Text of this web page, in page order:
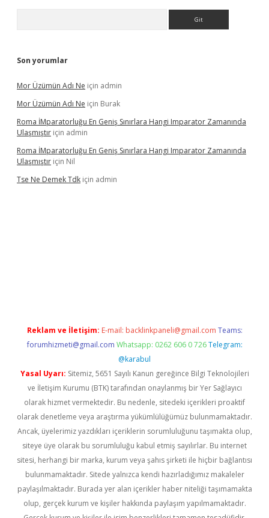
Son yorumlar
Mor Üzümün Adı Ne için admin
Mor Üzümün Adı Ne için Burak
Roma İMparatorluğu En Geniş Sınırlara Hangi Imparator Zamanında
Ulaşmıştır için admin
Roma İMparatorluğu En Geniş Sınırlara Hangi Imparator Zamanında
Ulaşmıştır için Nil
Tse Ne Demek Tdk için admin
Reklam ve İletişim: E-mail: backlinkpaneli@gmail.com Teams:
forumhizmeti@gmail.com Whatsapp: 0262 606 0 726 Telegram:
@karabul
Yasal Uyarı: Sitemiz, 5651 Sayılı Kanun gereğince Bilgi Teknolojileri
ve İletişim Kurumu (BTK) tarafından onaylanmış bir Yer Sağlayıcı
olarak hizmet vermektedir. Bu nedenle, sitedeki içerikleri proaktif
olarak denetleme veya araştırma yükümlülüğümüz bulunmamaktadır.
Ancak, üyelerimiz yazdıkları içeriklerin sorumluluğunu taşımakta olup,
siteye üye olarak bu sorumluluğu kabul etmiş sayılırlar. Bu internet
sitesi, herhangi bir marka, kurum veya şahıs şirketi ile hiçbir bağlantısı
bulunmamaktadır. Sitede yalnızca kendi hazırladığımız makaleler
paylaşılmaktadır. Burada yer alan içerikler haber niteliği taşımamakta
olup, gerçek kurum ve kişiler hakkında paylaşım yapılmamaktadır.